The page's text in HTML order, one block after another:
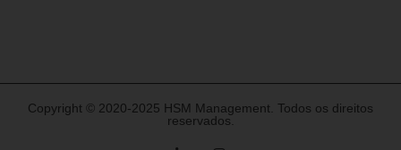
Copyright © 2020-2025 HSM Management. Todos os direitos
reservados.